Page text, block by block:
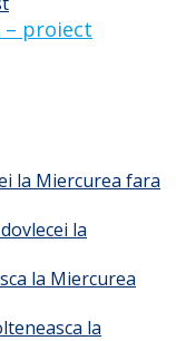
– proiect
la Miercurea fara
la
la Miercurea
la